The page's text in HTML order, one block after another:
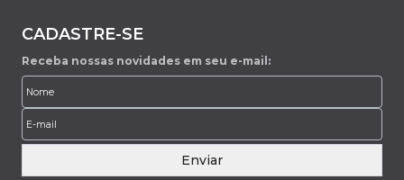
CADASTRE-SE
Receba nossas novidades em seu e-mail:
Enviar